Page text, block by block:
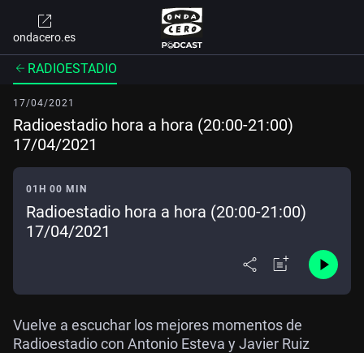
ondacero.es
RADIOESTADIO
17/04/2021
Radioestadio hora a hora (20:00-21:00)
17/04/2021
01H 00 MIN
Radioestadio hora a hora (20:00-21:00)
17/04/2021
Vuelve a escuchar los mejores momentos de
Radioestadio con Antonio Esteva y Javier Ruiz